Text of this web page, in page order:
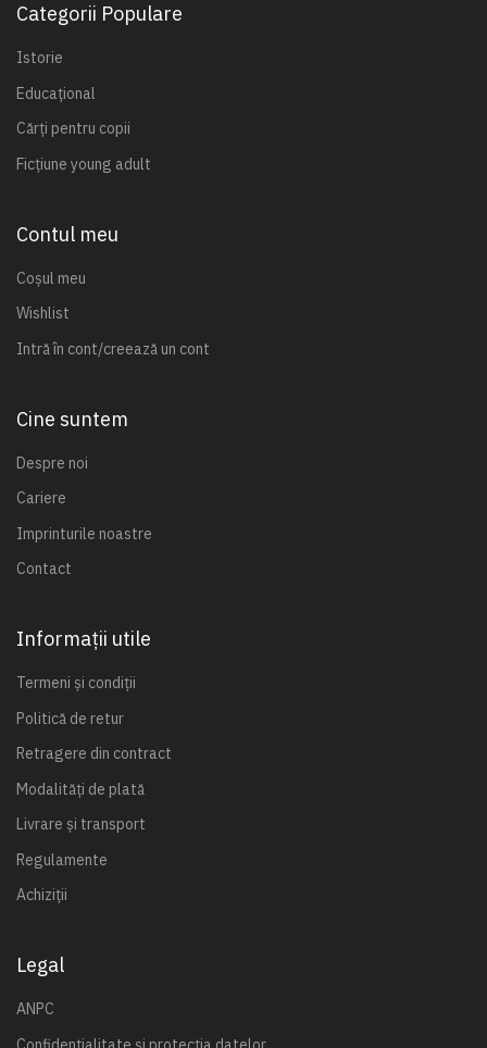
Categorii Populare
Istorie
Educațional
Cărți pentru copii
Ficțiune young adult
Contul meu
Coșul meu
Wishlist
Intră în cont/creează un cont
Cine suntem
Despre noi
Cariere
Imprinturile noastre
Contact
Informații utile
Termeni și condiții
Politică de retur
Retragere din contract
Modalități de plată
Livrare și transport
Regulamente
Achiziții
Legal
ANPC